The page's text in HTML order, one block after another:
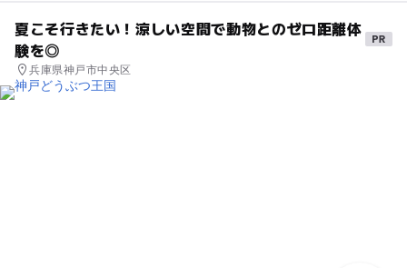
夏こそ行きたい！涼しい空間で動物とのゼロ距離体
験を◎
兵庫県神戸市中央区